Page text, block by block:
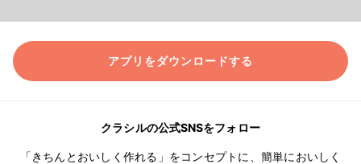
アプリをダウンロードする
クラシルの公式SNSをフォロー
「きちんとおいしく作れる」をコンセプトに、簡単においしく